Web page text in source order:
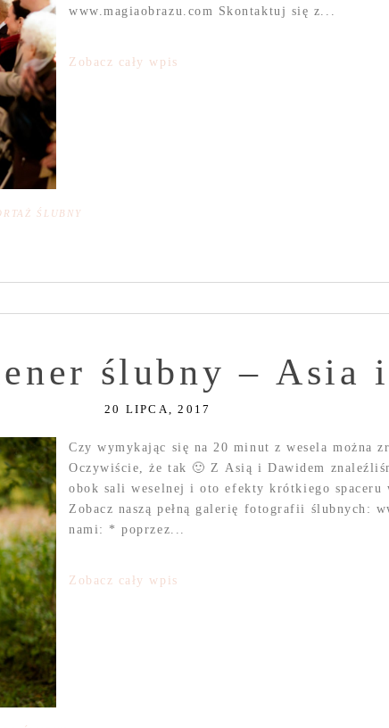
www.magiaobrazu.com Skontaktuj się z...
Zobacz cały wpis
ŚLUBNY
ślubny – Asia
20 LIPCA, 2017
Czy wymykając się na 20 minut z wesela można
Oczywiście, że tak 🙂 Z Asią i Dawidem
obok sali weselnej i oto efekty krótkiego spaceru
Zobacz naszą pełną galerię fotografii ślubnych:
nami: * poprzez...
Zobacz cały wpis